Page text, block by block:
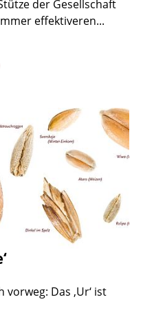
der Gesellschaft
effektiveren...
Das ‚Ur‘ ist